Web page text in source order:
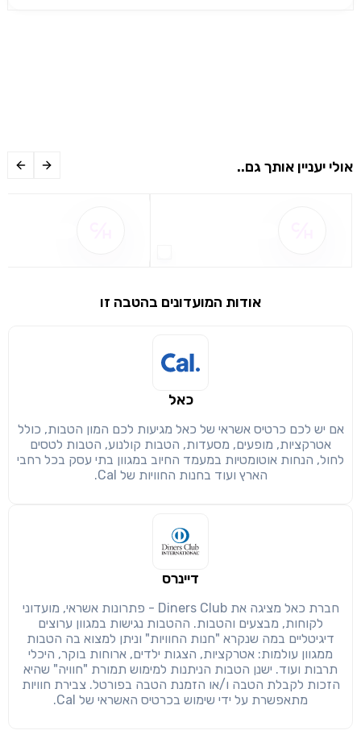
שימו לב!
אולי יעניין אותך גם..
אודות המועדונים בהטבה זו
כאל
אם יש לכם כרטיס אשראי של כאל מגיעות לכם המון הטבות, כולל
אטרקציות, מופעים, מסעדות, הטבות קולנוע, הטבות לטסים
לחול, הנחות אוטומטיות במעמד החיוב במגוון בתי עסק בכל רחבי
הארץ ועוד בחנות החוויות של Cal.
דיינרס
חברת כאל מציגה את Diners Club - פתרונות אשראי, מועדוני
לקוחות, מבצעים והטבות. ההטבות נגישות במגוון ערוצים
דיגיטליים במה שנקרא "חנות החוויות" וניתן למצוא בה הטבות
ממגוון עולמות: אטרקציות, הצגות ילדים, ארוחות בוקר, היכלי
תרבות ועוד. ישנן הטבות הניתנות למימוש תמורת "חוויה" שהיא
הזכות לקבלת הטבה ו/או הזמנת הטבה בפורטל. צבירת חוויות
מתאפשרת על ידי שימוש בכרטיס האשראי של Cal.